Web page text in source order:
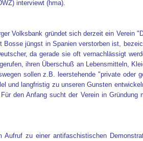
interviewt (hma).
Volksbank gründet sich derzeit ein Verein
jüngst in Spanien verstorben ist,
da gerade sie oft vernachlässigt
ihren Überschuß an Lebensmitteln,
sollen z.B. leerstehende "private oder
und langfristig zu unseren Gunsten
den Anfang sucht der Verein in
zu einer antifaschistischen